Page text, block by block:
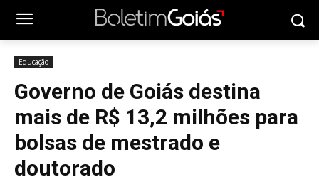
Educação
Governo de Goiás destina
mais de R$ 13,2 milhões para
bolsas de mestrado e
doutorado